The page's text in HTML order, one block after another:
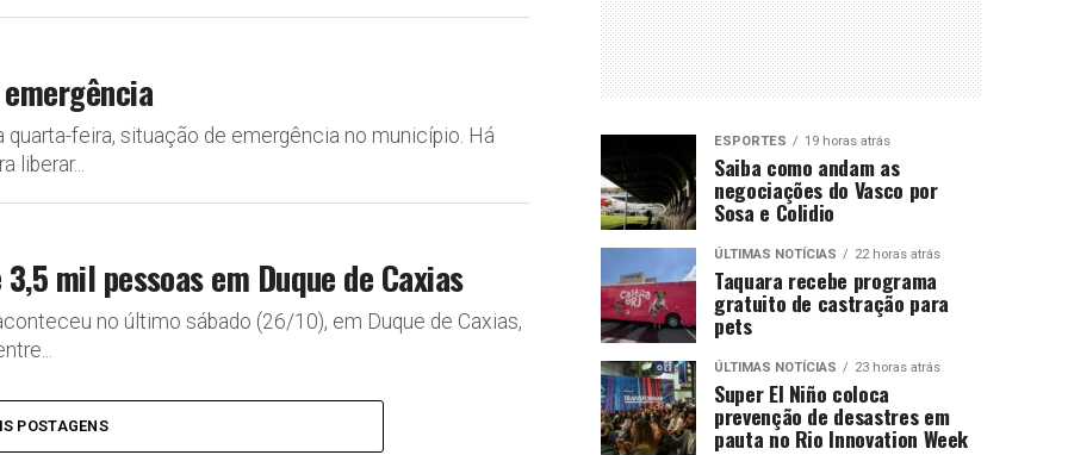
feira, situação de emergência no município. Há
liberar...
mil pessoas em Duque de Caxias
no último sábado (26/10), em Duque de Caxias,
POSTAGENS
ESPORTES 19 horas atrás
Saiba como andam as
negociações do Vasco por
Sosa e Colidio
ÚLTIMAS NOTÍCIAS 22 horas atrás
Taquara recebe programa
gratuito de castração para
pets
ÚLTIMAS NOTÍCIAS 23 horas atrás
Super El Niño coloca
prevenção de desastres em
pauta no Rio Innovation Week